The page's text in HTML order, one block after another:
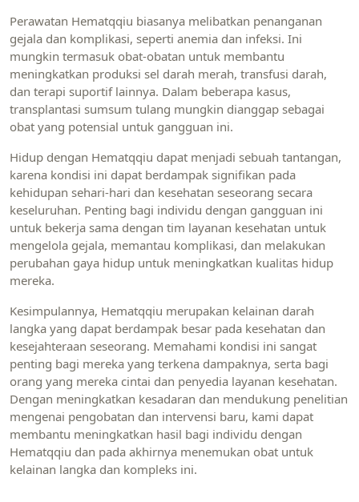
Perawatan Hematqqiu biasanya melibatkan penanganan
gejala dan komplikasi, seperti anemia dan infeksi. Ini
mungkin termasuk obat-obatan untuk membantu
meningkatkan produksi sel darah merah, transfusi darah,
dan terapi suportif lainnya. Dalam beberapa kasus,
transplantasi sumsum tulang mungkin dianggap sebagai
obat yang potensial untuk gangguan ini.
Hidup dengan Hematqqiu dapat menjadi sebuah tantangan,
karena kondisi ini dapat berdampak signifikan pada
kehidupan sehari-hari dan kesehatan seseorang secara
keseluruhan. Penting bagi individu dengan gangguan ini
untuk bekerja sama dengan tim layanan kesehatan untuk
mengelola gejala, memantau komplikasi, dan melakukan
perubahan gaya hidup untuk meningkatkan kualitas hidup
mereka.
Kesimpulannya, Hematqqiu merupakan kelainan darah
langka yang dapat berdampak besar pada kesehatan dan
kesejahteraan seseorang. Memahami kondisi ini sangat
penting bagi mereka yang terkena dampaknya, serta bagi
orang yang mereka cintai dan penyedia layanan kesehatan.
Dengan meningkatkan kesadaran dan mendukung penelitian
mengenai pengobatan dan intervensi baru, kami dapat
membantu meningkatkan hasil bagi individu dengan
Hematqqiu dan pada akhirnya menemukan obat untuk
kelainan langka dan kompleks ini.